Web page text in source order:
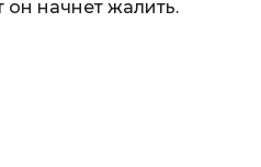
он начнет жалить.